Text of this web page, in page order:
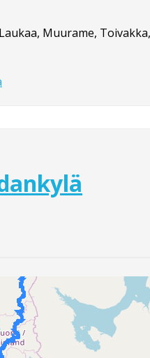
Muurame, Toivakka,